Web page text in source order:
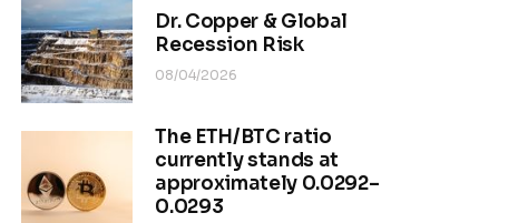
Dr. Copper & Global
Recession Risk
08/04/2026
The ETH/BTC ratio
currently stands at
approximately 0.0292–
0.0293